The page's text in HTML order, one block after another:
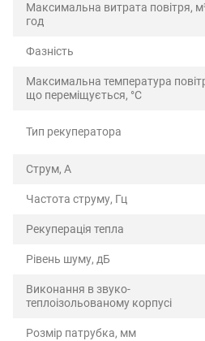
Максимальна витрата повітря,
год
Фазність
Максимальна температура
що переміщується, °C
Тип рекуператора
Струм, А
Частота струму, Гц
Рекуперація тепла
Рівень шуму, дБ
Виконання в звуко-
теплоізольованому корпусі
Розмір патрубка, мм